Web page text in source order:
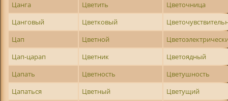
Цанга Цветить
Цветочница
Цанговый
Цветковый
Цап
Цветной
Цап-царап
Цветник
Цветоядный
Цапать
Цветность
Цветушность
Цапаться
Цветный
Цветущий